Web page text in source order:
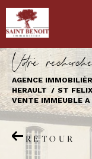
Vore recec
AGENCE
HERAULT
ST
VENTE IMMEUBLE
RETOUR
et trouver le
critères